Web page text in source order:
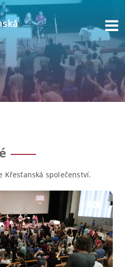
Křesťanská společenství.